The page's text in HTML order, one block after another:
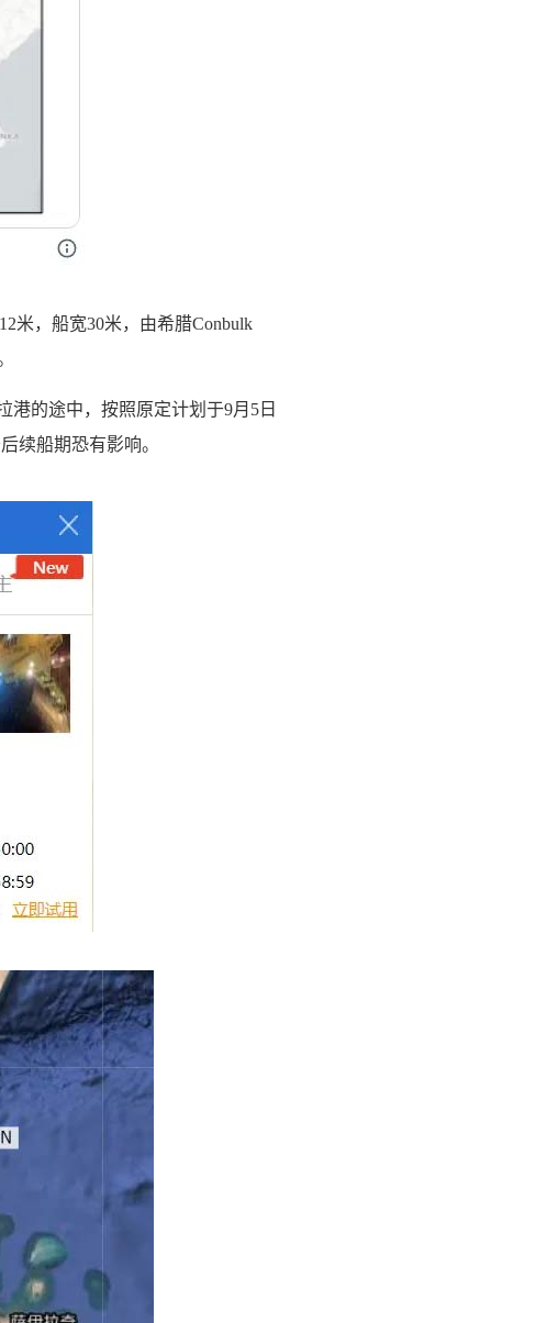
米，船宽30米，由希腊Conbulk
的途中，按照原定计划于9月5日
续船期恐有影响。